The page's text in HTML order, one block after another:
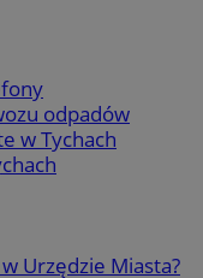
odpadów
w Tychach
Urzędzie Miasta?